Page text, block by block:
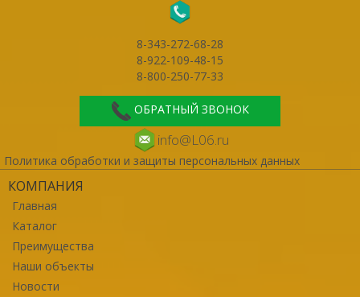
8-343-272-68-28
8-922-109-48-15
8-800-250-77-33
ОБРАТНЫЙ ЗВОНОК
info@L06.ru
Политика обработки и защиты персональных данных
КОМПАНИЯ
Главная
Каталог
Преимущества
Наши объекты
Новости